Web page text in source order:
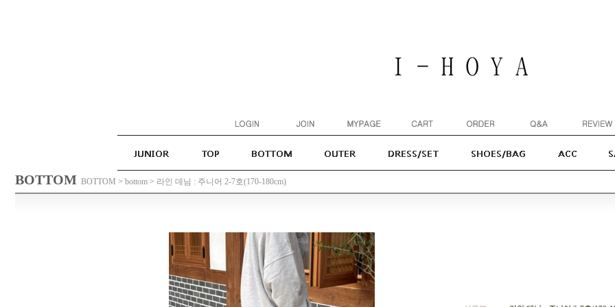
BOTTOM BOTTOM > bottom > 라인 데님 : 주니어 2-7호(170-180cm)